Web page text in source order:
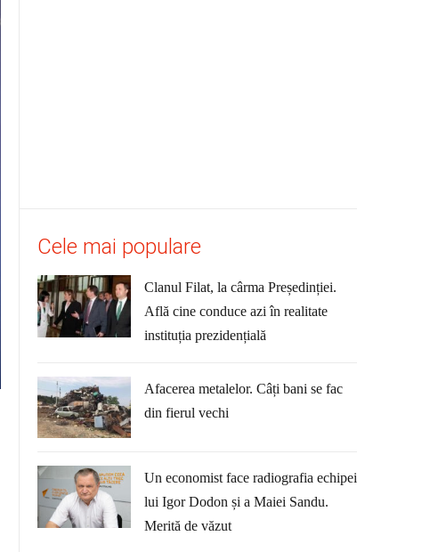
Cele mai populare
Clanul Filat, la cârma Președinției.
Află cine conduce azi în realitate
instituția prezidențială
Afacerea metalelor. Câți bani se fac
din fierul vechi
Un economist face radiografia echipei
lui Igor Dodon și a Maiei Sandu.
Merită de văzut